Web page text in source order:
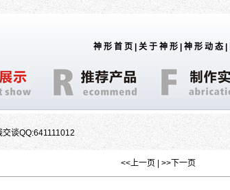
神形首页 关于神形 神形动态
QQ:641111012
<<上一页 >>下一页